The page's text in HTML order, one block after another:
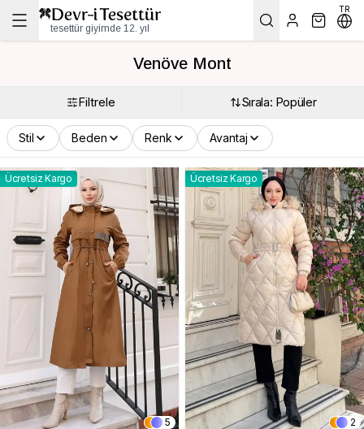
tesettür giyimde 12. yıl
TR
Venöve Mont
Filtrele Sırala: Popüler
Stil Beden Renk Avantaj
Ücretsiz Kargo
5
Ücretsiz Kargo
2